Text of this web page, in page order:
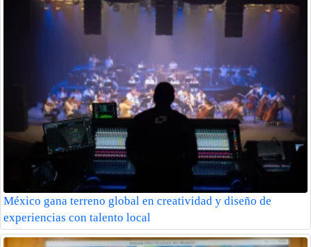
México gana terreno global en creatividad y diseño de
experiencias con talento local